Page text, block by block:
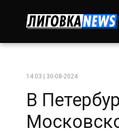
14:03 | 30-08-2024
В